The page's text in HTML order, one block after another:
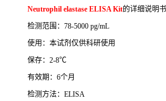
Neutrophil elastase ELISA Kit的详细说明书
检测范围： 78-5000 pg/mL
使用：本试剂仅供科研使用
保存： 2-8℃
有效期： 6个月
检测方法： ELISA